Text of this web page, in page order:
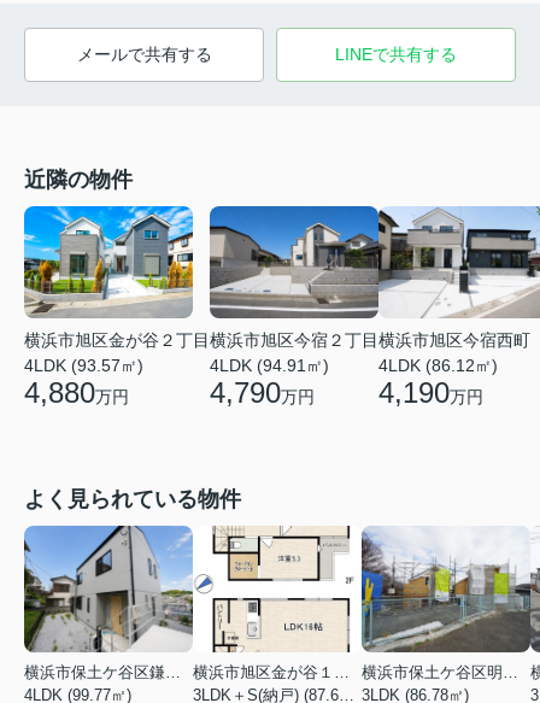
メールで共有する LINEで共有する
近隣の物件
横浜市旭区金が谷２丁目
4LDK (93.57㎡)
4,880万円
横浜市旭区今宿２丁目
4LDK (94.91㎡)
4,790万円
横浜市旭区今宿西町
4LDK (86.12㎡)
4,190万円
よく見られている物件
横浜市保土ケ谷区鎌谷町
4LDK (99.77㎡)
横浜市旭区金が谷１丁目
3LDK＋S(納戸) (87.61㎡)
横浜市保土ケ谷区明神台
3LDK (86.78㎡)